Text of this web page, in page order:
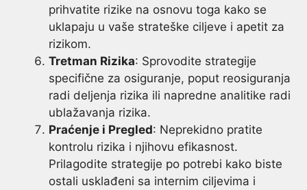
prihvatite rizike na osnovu toga kako se
uklapaju u vaše strateške ciljeve i apetit za
rizikom.
Tretman Rizika: Sprovodite strategije
specifične za osiguranje, poput reosiguranja
radi deljenja rizika ili napredne analitike radi
ublažavanja rizika.
Praćenje i Pregled: Neprekidno pratite
kontrolu rizika i njihovu efikasnost.
Prilagodite strategije po potrebi kako biste
ostali usklađeni sa internim ciljevima i